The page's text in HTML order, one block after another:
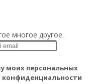
многое другое.
моих персональных
конфиденциальности